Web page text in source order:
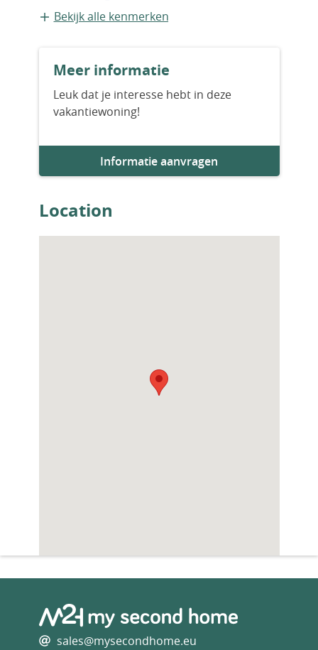
smart home-technologieën, laminaat- en
01667
Appartement
Bestaande bouw
Bouwjaar
Aantal slaapkamers
Aantal badkamers
Bekijk alle kenmerken
Meer informatie
Leuk dat je interesse hebt in deze
vakantiewoning!
Informatie aanvragen
Location
sales@mysecondhome.eu